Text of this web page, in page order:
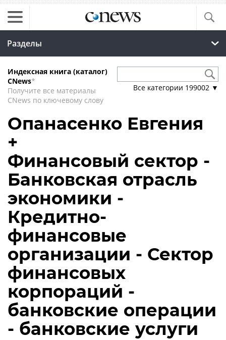
Разделы
Индексная книга (каталог)
CNews*
Получите все материалы
CNews по ключевому слову
Все категории 199002 ▼
Опанасенко Евгения
+
Финансовый сектор -
Банковская отрасль
экономики -
Кредитно-
финансовые
организации - Сектор
финансовых
корпораций -
банковские операции
- банковские услуги